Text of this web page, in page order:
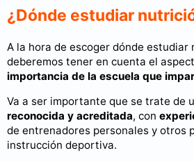
¿Dónde estudiar
A la hora de escoger dónde
deberemos tener en cuenta el
importancia de la escuela que
Va a ser importante que se trate de
reconocida y acreditada, con
de entrenadores personales y otros
instrucción deportiva.